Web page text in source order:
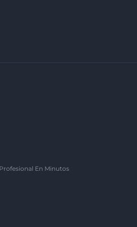
En Minutos